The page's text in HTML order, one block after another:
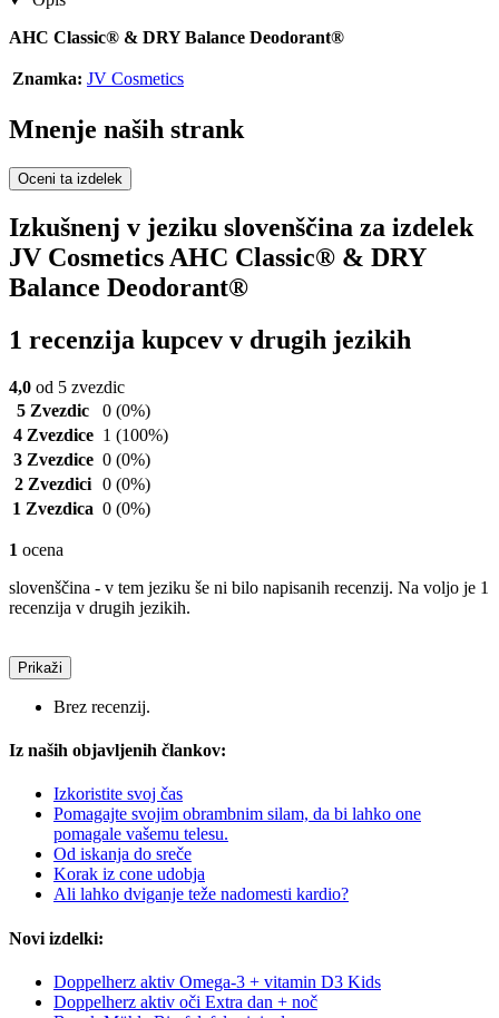
AHC Classic® & DRY Balance Deodorant®
Znamka: JV Cosmetics
Mnenje naših strank
Oceni ta izdelek
Izkušnenj v jeziku slovenščina za izdelek
JV Cosmetics AHC Classic® & DRY
Balance Deodorant®
1 recenzija kupcev v drugih jezikih
4,0 od 5 zvezdic
5 Zvezdic
0 (0%)
4 Zvezdice 1 (100%)
3 Zvezdice 0 (0%)
2 Zvezdici 0 (0%)
1 Zvezdica 0 (0%)
1 ocena
slovenščina - v tem jeziku še ni bilo napisanih recenzij. Na voljo je 1
recenzija v drugih jezikih.
Prikaži
Brez recenzij.
Iz naših objavljenih člankov:
Izkoristite svoj čas
Pomagajte svojim obrambnim silam, da bi lahko one
pomagale vašemu telesu.
Od iskanja do sreče
Korak iz cone udobja
Ali lahko dviganje teže nadomesti kardio?
Novi izdelki:
Doppelherz aktiv Omega-3 + vitamin D3 Kids
Doppelherz aktiv oči Extra dan + noč